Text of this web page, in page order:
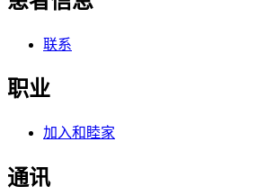
联系
职业
加入和睦家
通讯